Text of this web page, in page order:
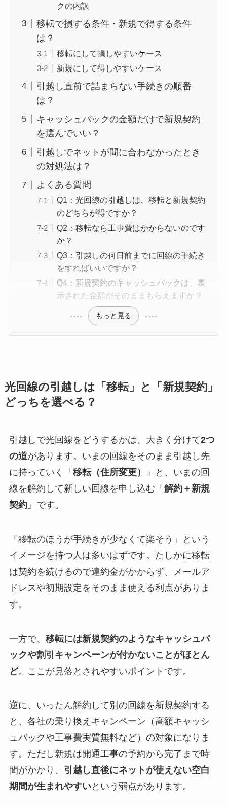
クの内訳
移転で損する条件・新規で得する条件
は？
移転にして損しやすいケース
新規にして得しやすいケース
引越し直前で詰まらない手続きの順番
は？
キャッシュバックの金額だけで新規契約
を選んでいい？
引越しでネットが間に合わなかったとき
の対処法は？
よくある質問
Q1：光回線の引越しは、移転と新規契約
のどちらが得ですか？
Q2：移転なら工事費はかからないのです
か？
Q3：引越しの何日前までに回線の手続き
をすればいいですか？
Q4：新規契約のキャッシュバックは、表
示された金額がそのままもらえますか？
もっと見る
光回線の引越しは「移転」と「新規契約」
どっちを選べる？
引越しで光回線をどうするかは、大きく分けて2つ
の道があります。いまの回線をそのまま引越し先
に持っていく「 移転（住所変更）
」と、いまの回
線を解約して新しい回線を申し込む「 解約＋新規
契約」です。
「移転のほうが手続きが少なくて楽そう」という
イメージを持つ人は多いはずです。たしかに移転
は契約を続けるので違約金がかからず、メールア
ドレスや初期設定をそのまま使える利点がありま
す。
一方で、 移転には新規契約のようなキャッシュバ
ックや割引キャンペーンが付かないことがほとん
ど。ここが見落とされやすいポイントです。
逆に、いったん解約して別の回線を新規契約する
と、各社の乗り換えキャンペーン（高額キャッシ
ュバックや工事費実質無料など）の対象になりま
す。ただし新規は開通工事の予約から完了まで時
間がかかり、 引越し直後にネットが使えない空白
期間が生まれやすいという弱点があります。